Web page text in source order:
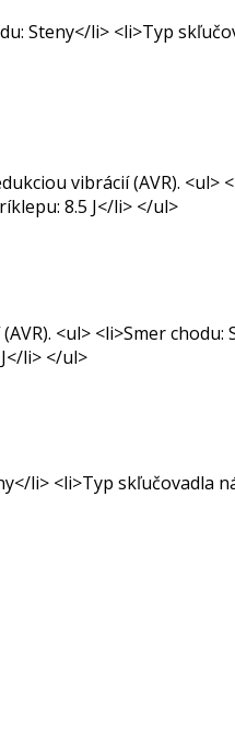
Steny</li> <li>Typ
vibrácií (AVR). <ul>
8.5 J</li> </ul>
<ul> <li>Smer chodu:
li> </ul>
li> <li>Typ skľučovadla